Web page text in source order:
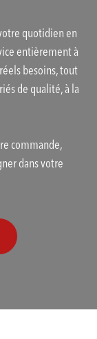
quotidien en
entièrement à
besoins, tout
de qualité, à la
commande,
dans votre